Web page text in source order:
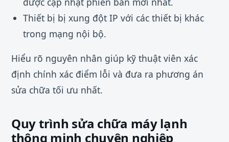
Thiết bị bị xung đột IP với các thiết bị khác
trong mạng nội bộ.
Hiểu rõ nguyên nhân giúp kỹ thuật viên xác
định chính xác điểm lỗi và đưa ra phương án
sửa chữa tối ưu nhất.
Quy trình sửa chữa máy lạnh
thông minh chuyên nghiệp